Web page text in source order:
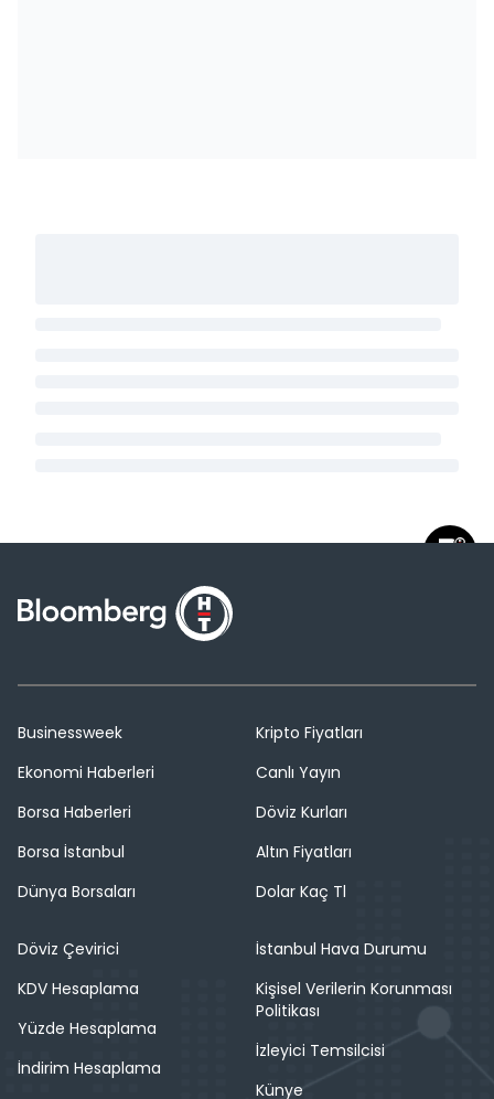
Businessweek
Ekonomi Haberleri
Borsa Haberleri
Borsa İstanbul
Dünya Borsaları
Kripto Fiyatları
Canlı Yayın
Döviz Kurları
Altın Fiyatları
Dolar Kaç Tl
Döviz Çevirici
KDV Hesaplama
Yüzde Hesaplama
İndirim Hesaplama
İstanbul Hava Durumu
Kişisel Verilerin Korunması
Politikası
İzleyici Temsilcisi
Künye